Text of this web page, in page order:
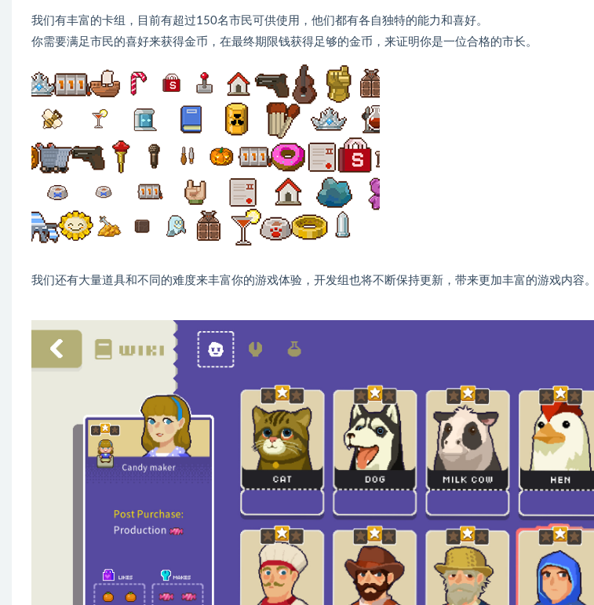
我们有丰富的卡组，目前有超过150名市民可供使用，他们都有各自独特的能力和喜好。
你需要满足市民的喜好来获得金币，在最终期限钱获得足够的金币，来证明你是一位合格的市长。
我们还有大量道具和不同的难度来丰富你的游戏体验，开发组也将不断保持更新，带来更加丰富的游戏内容。